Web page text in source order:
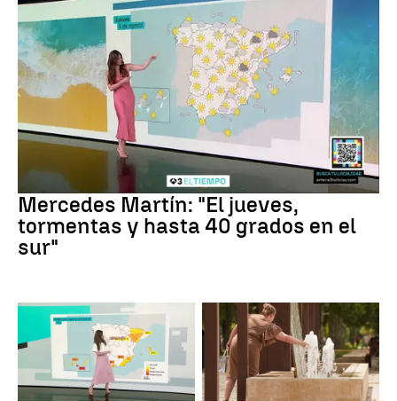
La Previsión
Mercedes Martín: "El jueves,
tormentas y hasta 40 grados en el
sur"
La Previsión Tiempo